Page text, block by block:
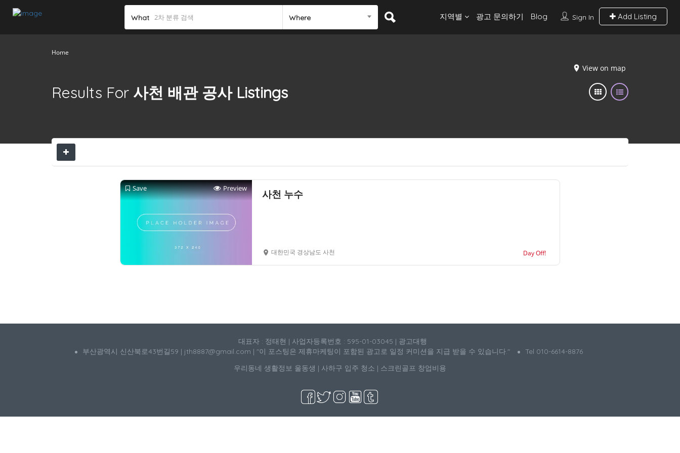
What Where Sign In Add Listing
지역별 광고 문의하기 Blog
Home
View on map
Results For 사천 배관 공사 Listings
Save Preview 사천 누수
대한민국 경상남도 사천 Day Off!
대표자 : 정태현 | 사업자등록번호 : 595-01-03045 | 광고대행
부산광역시 신산북로43번길59 | jth8887@gmail.com | "이 포스팅은 제휴마케팅이 포함된 광고로 일정 커미션을 지급 받을 수 있습니다."
Tel 010-6614-8876
우리동네 생활정보 울동생 | 사하구 입주 청소 | 스크린골프 창업비용